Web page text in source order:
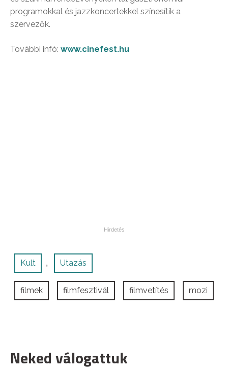
programokkal és jazzkoncertekkel színesítik a
szervezők.
További infó: www.cinefest.hu
Kult , Utazás
filmek filmfesztivál filmvetítés mozi
Neked válogattuk